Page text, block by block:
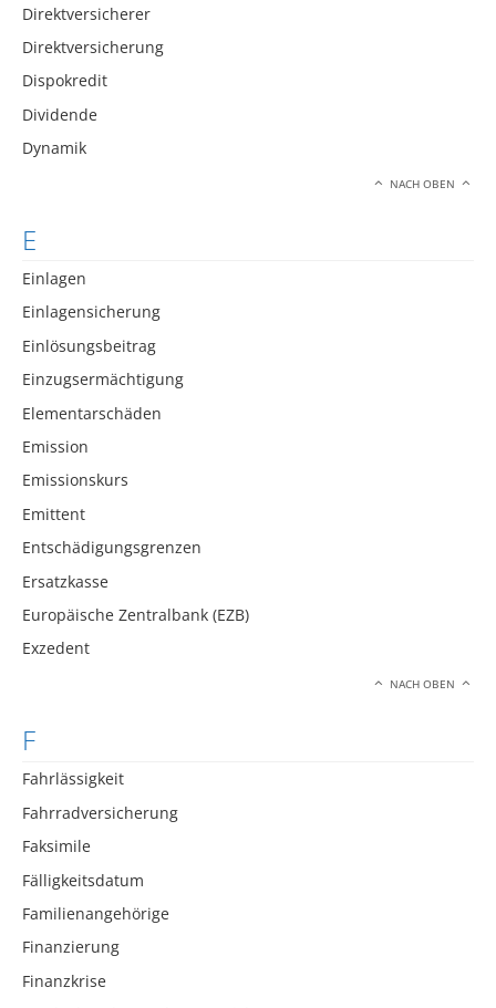
Direktversicherer
Direktversicherung
Dispokredit
Dividende
Dynamik
NACH OBEN
E
Einlagen
Einlagensicherung
Einlösungsbeitrag
Einzugsermächtigung
Elementarschäden
Emission
Emissionskurs
Emittent
Entschädigungsgrenzen
Ersatzkasse
Europäische Zentralbank (EZB)
Exzedent
NACH OBEN
F
Fahrlässigkeit
Fahrradversicherung
Faksimile
Fälligkeitsdatum
Familienangehörige
Finanzierung
Finanzkrise